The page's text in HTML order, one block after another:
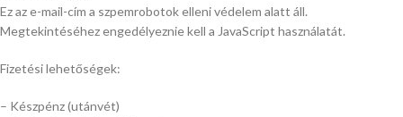
Ez az e-mail-cím a szpemrobotok elleni védelem alatt áll.
Megtekintéséhez engedélyeznie kell a JavaScript használatát.
Fizetési lehetőségek:
– Készpénz (utánvét)